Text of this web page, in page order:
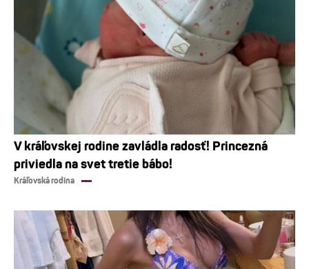
V kráľovskej rodine zavládla radosť! Princezná
priviedla na svet tretie bábo!
Kráľovská rodina